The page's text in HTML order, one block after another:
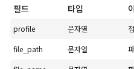
필드 타입
profile 문자열
file_path
문자열